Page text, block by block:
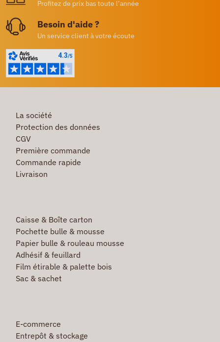
Profitez de prix bas toute l’année
Besoin d'aide ?
Un service client à votre écoute
La société
Protection des données
CGV
Première commande
Commande rapide
Livraison
Caisse & Boîte carton
Pochette bulle & mousse
Papier bulle & rouleau mousse
Adhésif & feuillard
Film étirable & palette bois
Sac & sachet
E-commerce
Entrepôt & stockage